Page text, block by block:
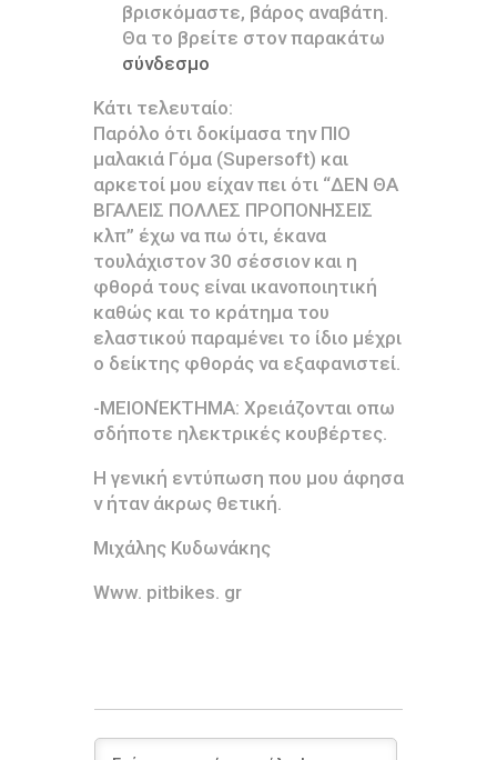
βρισκόμαστε, βάρος αναβάτη.
Θα το βρείτε στον παρακάτω
σύνδεσμο
Κάτι τελευταίο:
Παρόλο ότι δοκίμασα την ΠΙΟ
μαλακιά Γόμα (Supersoft) και
αρκετοί μου είχαν πει ότι “ΔΕΝ ΘΑ
ΒΓΑΛΕΙΣ ΠΟΛΛΕΣ ΠΡΟΠΟΝΗΣΕΙΣ
κλπ” έχω να πω ότι, έκανα
τουλάχιστον 30 σέσσιον και η
φθορά τους είναι ικανοποιητική
καθώς και το κράτημα του
ελαστικού παραμένει το ίδιο μέχρι
ο δείκτης φθοράς να εξαφανιστεί.
-ΜΕΙΟΝΈΚΤΗΜΑ: Χρειάζονται οπω
σδήποτε ηλεκτρικές κουβέρτες.
Η γενική εντύπωση που μου άφησα
ν ήταν άκρως θετική.
Μιχάλης Κυδωνάκης
Www. pitbikes. gr